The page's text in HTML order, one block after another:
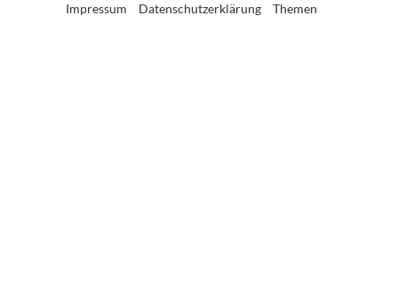
Impressum Datenschutzerklärung Themen